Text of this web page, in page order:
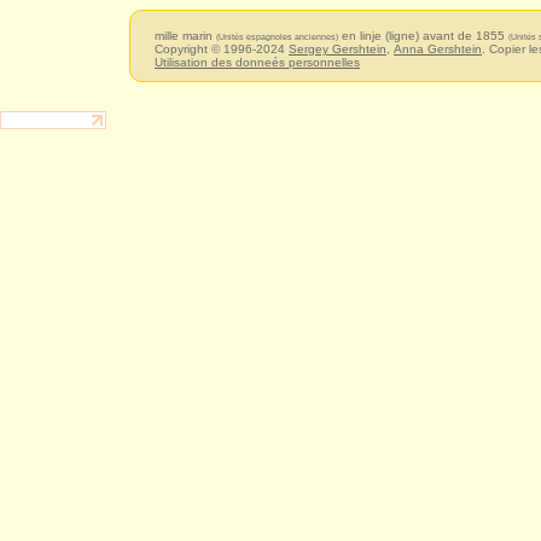
mille marin (Unités espagnoles anciennes) en linje (ligne) avant de 1855 (Unités
Copyright © 1996-2024 Sergey Gershtein Anna Gershtein . Copier
Utilisation des donneés personnelles